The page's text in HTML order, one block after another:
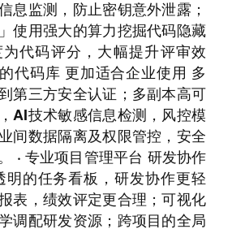
息监测，防止密钥意外泄露；
使用强大的算力挖掘代码隐藏
代码评分，大幅提升评审效
代码库 更加适合企业使用 多
第三方安全认证；多副本高可
AI技术敏感信息检测，风控模
间数据隔离及权限管控，安全
· 专业项目管理平台 研发协作
明的任务看板，研发协作更轻
表，绩效评定更合理；可视化
调配研发资源；跨项目的全局